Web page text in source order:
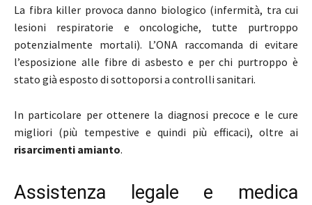
La fibra killer provoca danno biologico (infermità, tra cui
lesioni respiratorie e oncologiche, tutte purtroppo
potenzialmente mortali). L’ONA raccomanda di evitare
l’esposizione alle fibre di asbesto e per chi purtroppo è
stato già esposto di sottoporsi a controlli sanitari.
In particolare per ottenere la diagnosi precoce e le cure
migliori (più tempestive e quindi più efficaci), oltre ai
risarcimenti amianto.
Assistenza legale e medica